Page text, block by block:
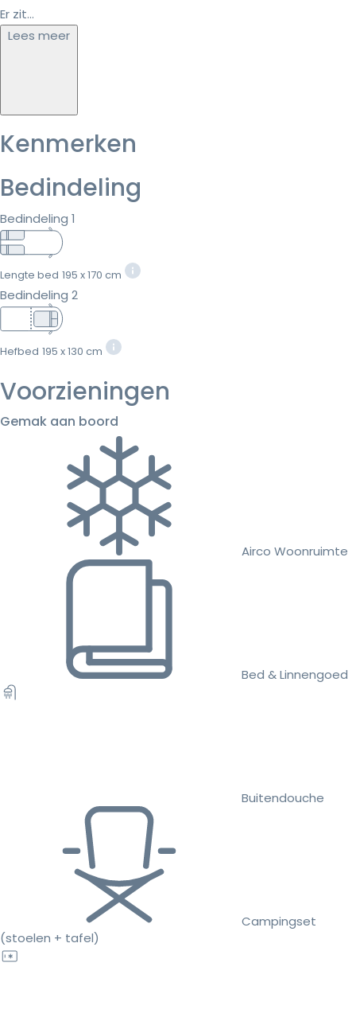
Er zit...
Lees meer
Kenmerken
Bedindeling
Bedindeling 1
Lengte bed 195 x 170 cm
Bedindeling 2
Hefbed 195 x 130 cm
Voorzieningen
Gemak aan boord
Airco Woonruimte
Bed & Linnengoed
Buitendouche
Campingset
(stoelen + tafel)